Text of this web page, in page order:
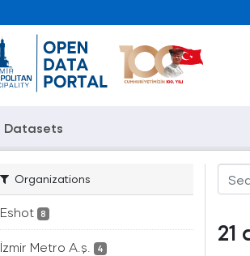
Datasets
Organizations
Eshot 8
İzmir Metro A.ş. 4